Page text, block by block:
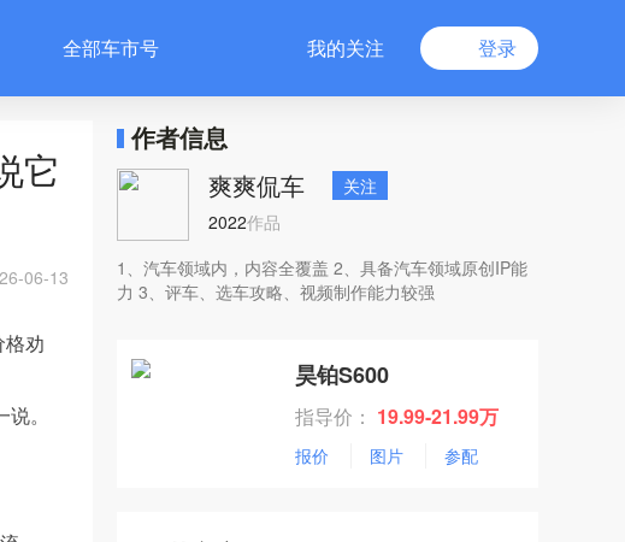
全部车市号 我的关注 登录
它
06-13
劝
。
作者信息
爽爽侃车
关注
2022作品
1、汽车领域内，内容全覆盖 2、具备汽车领域原创IP能
力 3、评车、选车攻略、视频制作能力较强
昊铂S600
指导价： 19.99-21.99万
报价 图片 参配